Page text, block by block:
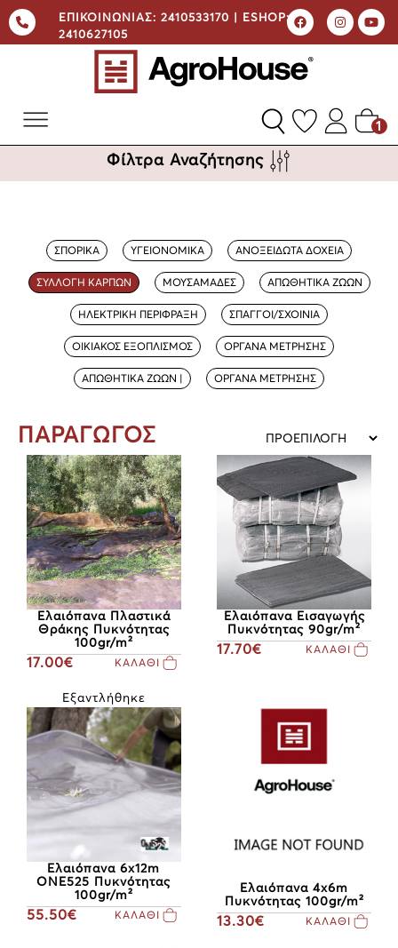
ΕΠΙΚΟΙΝΩΝΙΑΣ: 2410533170 | ESHOP:
2410627105
1
Φίλτρα Αναζήτησης
ΣΠΟΡΙΚΑ ΥΓΕΙΟΝΟΜΙΚΑ ΑΝΟΞΕΙΔΩΤΑ ΔΟΧΕΙΑ
ΣΥΛΛΟΓΗ ΚΑΡΠΩΝ ΜΟΥΣΑΜΑΔΕΣ ΑΠΩΘΗΤΙΚΑ ΖΩΩΝ
ΗΛΕΚΤΡΙΚΗ ΠΕΡΙΦΡΑΞΗ ΣΠΑΓΓΟΙ/ΣΧΟΙΝΙΑ
ΟΙΚΙΑΚΟΣ ΕΞΟΠΛΙΣΜΟΣ ΟΡΓΑΝΑ ΜΕΤΡΗΣΗΣ
ΑΠΩΘΗΤΙΚΑ ΖΩΩΝ | ΟΡΓΑΝΑ ΜΕΤΡΗΣΗΣ
ΠΑΡΑΓΩΓΟΣ
Ελαιόπανα Πλαστικά
Θράκης Πυκνότητας
100gr/m²
17.00€ ΚΑΛΑΘΙ
Ελαιόπανα Εισαγωγής
Πυκνότητας 90gr/m²
17.70€ ΚΑΛΑΘΙ
Εξαντλήθηκε
Ελαιόπανα 6x12m
ONE525 Πυκνότητας
100gr/m²
55.50€ ΚΑΛΑΘΙ
Ελαιόπανα 4x6m
Πυκνότητας 100gr/m²
13.30€ ΚΑΛΑΘΙ